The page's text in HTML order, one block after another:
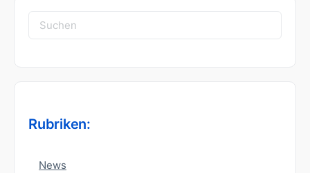
Suchen
nach:
Rubriken:
News